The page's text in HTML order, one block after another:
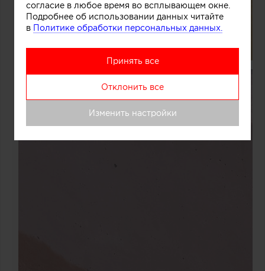
согласие в любое время во всплывающем окне.
Подробнее об использовании данных читайте
в Политике обработки персональных данных.
Принять все
Отклонить все
Изменить настройки